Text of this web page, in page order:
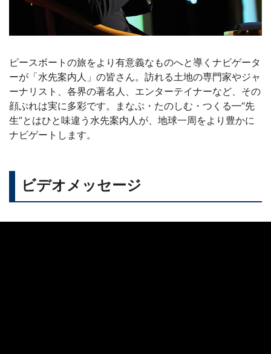
ピースボートの旅をより有意義なものへと導くナビゲータ
ーが「水先案内人」の皆さん。訪れる土地の専門家やジャ
ーナリスト、各界の著名人、エンターテイナーなど、その
顔ぶれは実に多彩です。まなぶ・たのしむ・つくる━“先
生”とはひと味違う水先案内人が、地球一周をより豊かに
ナビゲートします。
ビデオメッセージ